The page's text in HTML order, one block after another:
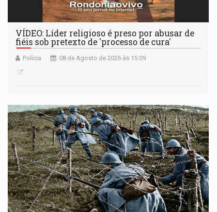
VÍDEO: Líder religioso é preso por abusar de
fiéis sob pretexto de 'processo de cura'
Polícia 08 de Agosto de 2026 às 15:09